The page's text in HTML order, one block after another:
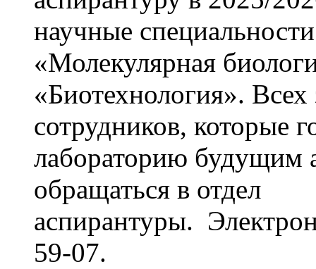
научные
«Молекулярная
«Биотехнология».
сотрудников, которые
лабораторию будущим
обращаться в отдел
аспирантуры.
59-07.